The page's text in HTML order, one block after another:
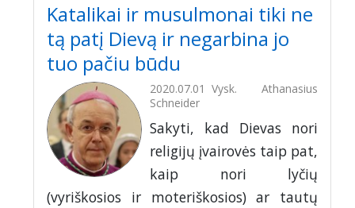
Katalikai ir musulmonai tiki ne
tą patį Dievą ir negarbina jo
tuo pačiu būdu
2020.07.01 Vysk. Athanasius
Schneider
Sakyti, kad Dievas nori
religijų įvairovės taip pat,
kaip nori lyčių
(vyriškosios ir moteriškosios) ar tautų